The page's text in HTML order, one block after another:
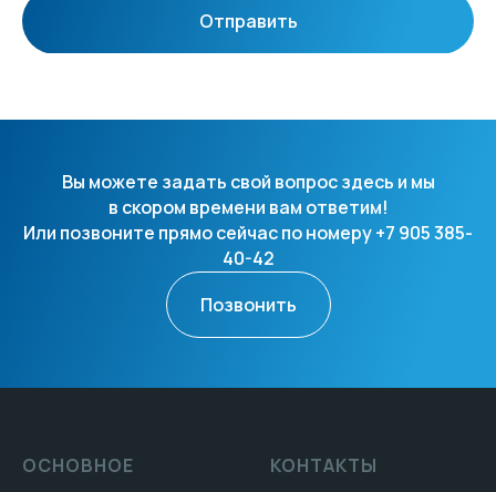
Отправить
Вы можете задать свой вопрос здесь и мы
в скором времени вам ответим!
Или позвоните прямо сейчас по номеру +7 905 385-
40-42
Позвонить
ОСНОВНОЕ КОНТАКТЫ